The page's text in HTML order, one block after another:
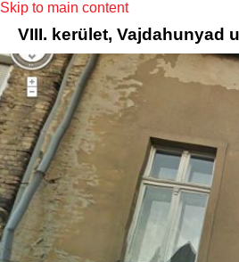
Skip to main content
VIII. kerület, Vajdahunyad